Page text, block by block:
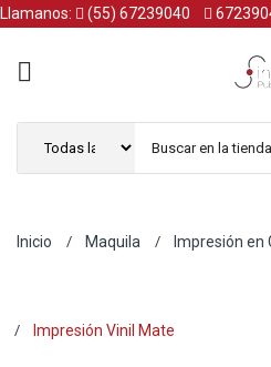
Llamanos: (55) 67239040
Inicio Maquila Impresión en
Impresión Vinil Mate